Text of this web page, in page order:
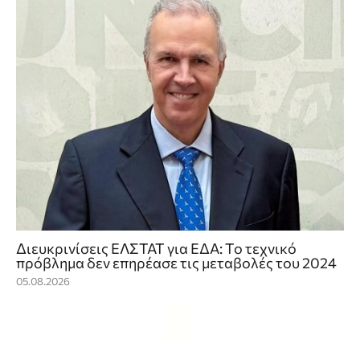
Διευκρινίσεις ΕΛΣΤΑΤ για ΕΔΑ: Το τεχνικό
πρόβλημα δεν επηρέασε τις μεταβολές του 2024
05.08.2026